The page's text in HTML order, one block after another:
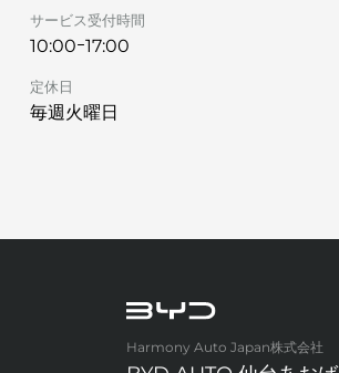
サービス受付時間
10:00ｰ17:00
定休日
毎週火曜日
Harmony Auto Japan株式会社